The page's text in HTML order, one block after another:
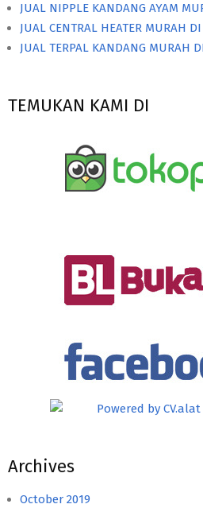
JUAL NIPPLE KANDANG AYAM
JUAL CENTRAL HEATER MURAH
JUAL TERPAL KANDANG MURAH
TEMUKAN KAMI DI
Archives
October 2019